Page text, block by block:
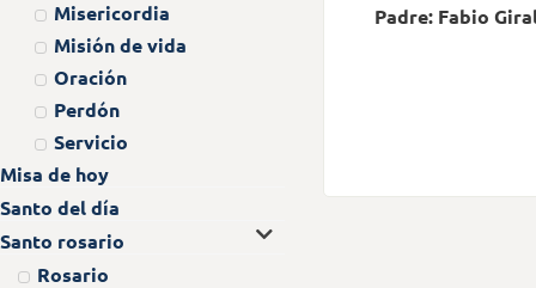
Misericordia
Misión de vida
Oración
Perdón
Servicio
Misa de hoy
Santo del día
Santo rosario
Rosario
Padre: Fabio